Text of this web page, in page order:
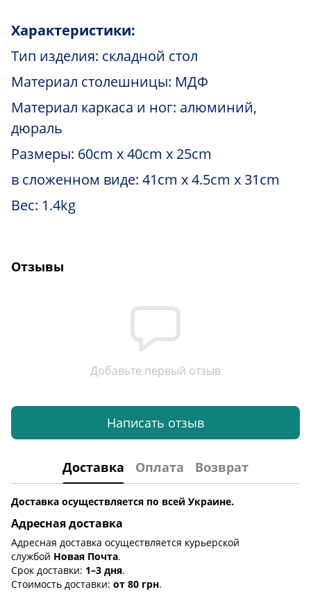
Характеристики:
Тип изделия: складной стол
Материал столешницы: МДФ
Материал каркаса и ног: алюминий,
дюраль
Размеры: 60cm x 40cm x 25cm
в сложенном виде: 41cm x 4.5cm x 31cm
Вес: 1.4kg
Отзывы
Добавьте первый отзыв
Написать отзыв
Доставка Оплата Возврат
Доставка осуществляется по всей Украине.
Адресная доставка
Адресная доставка осуществляется курьерской
службой Новая Почта.
Срок доставки: 1–3 дня.
Стоимость доставки: от 80 грн.